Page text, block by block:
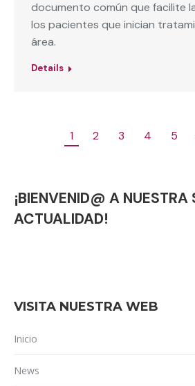
documento común que facilite
los pacientes que inician
área.
Details
1 2 3 4 5
¡BIENVENID@ A NUESTRA
ACTUALIDAD!
VISITA NUESTRA WEB
Inicio
News